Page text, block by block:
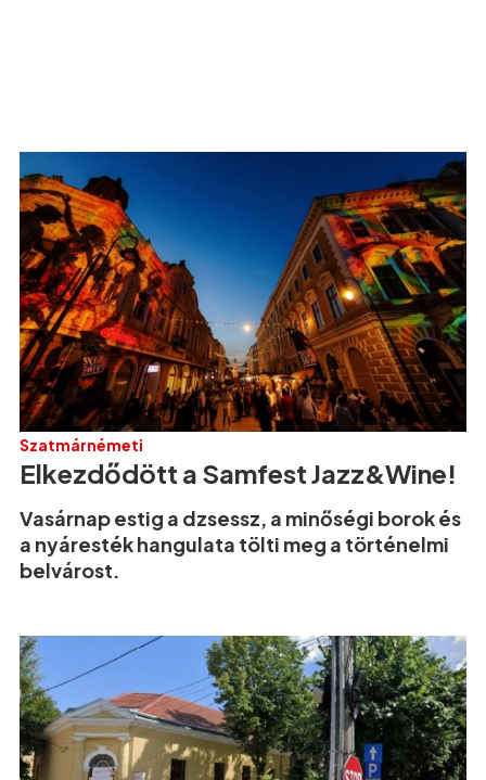
Szatmárnémeti
Elkezdődött a Samfest Jazz&Wine!
Vasárnap estig a dzsessz, a minőségi borok és
a nyáresték hangulata tölti meg a történelmi
belvárost.